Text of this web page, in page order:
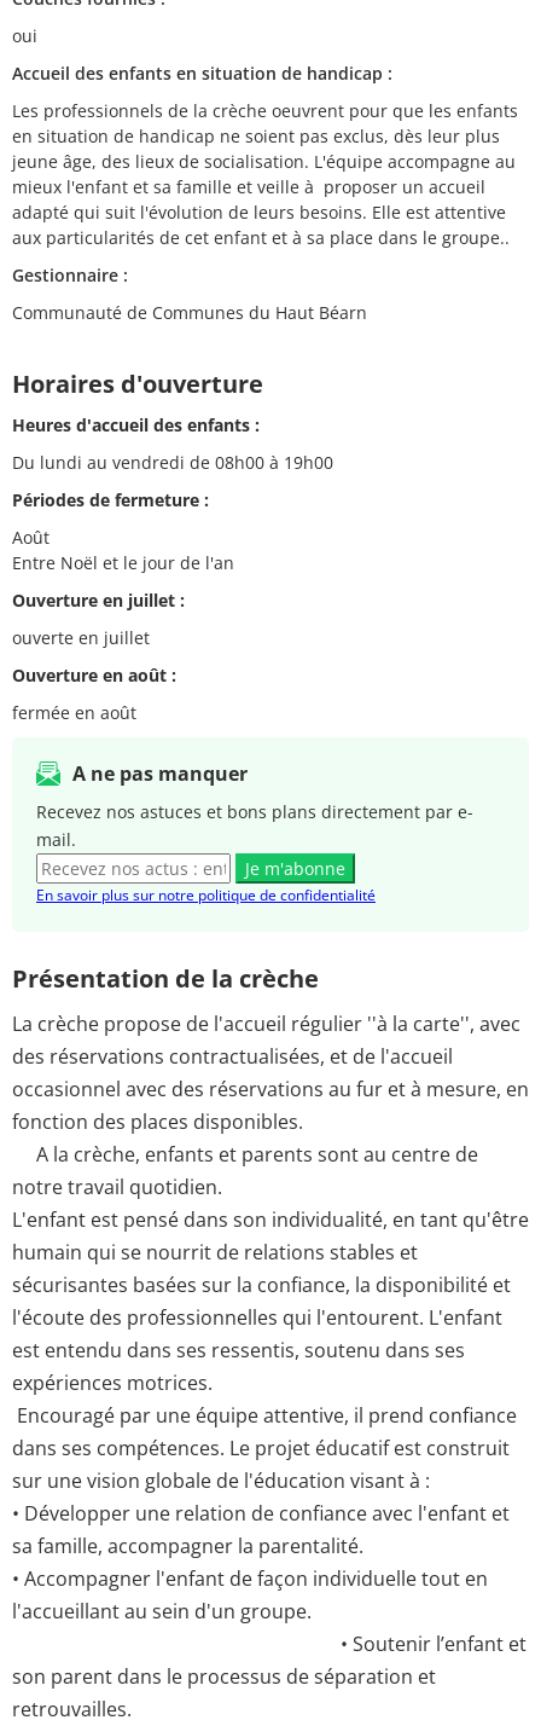
oui
Accueil des enfants en situation de handicap :
Les professionnels de la crèche oeuvrent pour que les enfants
en situation de handicap ne soient pas exclus, dès leur plus
jeune âge, des lieux de socialisation. L'équipe accompagne au
mieux l'enfant et sa famille et veille à proposer un accueil
adapté qui suit l'évolution de leurs besoins. Elle est attentive
aux particularités de cet enfant et à sa place dans le groupe..
Gestionnaire :
Communauté de Communes du Haut Béarn
Horaires d'ouverture
Heures d'accueil des enfants :
Du lundi au vendredi de 08h00 à 19h00
Périodes de fermeture :
Août
Entre Noël et le jour de l'an
Ouverture en juillet :
ouverte en juillet
Ouverture en août :
fermée en août
A ne pas manquer
Recevez nos astuces et bons plans directement par e-
mail.
Je m'abonne
En savoir plus sur notre politique de confidentialité
Présentation de la crèche
La crèche propose de l'accueil régulier ''à la carte'', avec
des réservations contractualisées, et de l'accueil
occasionnel avec des réservations au fur et à mesure, en
fonction des places disponibles.
A la crèche, enfants et parents sont au centre de
notre travail quotidien.
L'enfant est pensé dans son individualité, en tant qu'être
humain qui se nourrit de relations stables et
sécurisantes basées sur la confiance, la disponibilité et
l'écoute des professionnelles qui l'entourent. L'enfant
est entendu dans ses ressentis, soutenu dans ses
expériences motrices.
Encouragé par une équipe attentive, il prend confiance
dans ses compétences. Le projet éducatif est construit
sur une vision globale de l'éducation visant à :
• Développer une relation de confiance avec l'enfant et
sa famille, accompagner la parentalité.
• Accompagner l'enfant de façon individuelle tout en
l'accueillant au sein d'un groupe.
• Soutenir l’enfant et
son parent dans le processus de séparation et
retrouvailles.